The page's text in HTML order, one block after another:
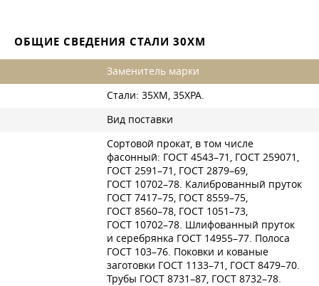
ОБЩИЕ СВЕДЕНИЯ СТАЛИ 30ХМ
Заменитель марки
Стали: 35ХМ, 35ХРА.
Вид поставки
Сортовой прокат, в том числе
фасонный: ГОСТ 4543–71 , ГОСТ 259071 ,
ГОСТ 2591–71 , ГОСТ 2879–69,
ГОСТ 10702–78. Калиброванный пруток
ГОСТ 7417–75, ГОСТ 8559–75,
ГОСТ 8560–78, ГОСТ 1051–73,
ГОСТ 10702–78. Шлифованный пруток
и серебрянка ГОСТ 14955–77. Полоса
ГОСТ 103–76. Поковки и кованые
заготовки ГОСТ 1133–71 , ГОСТ 8479–70.
Трубы ГОСТ 8731–87, ГОСТ 8732–78.